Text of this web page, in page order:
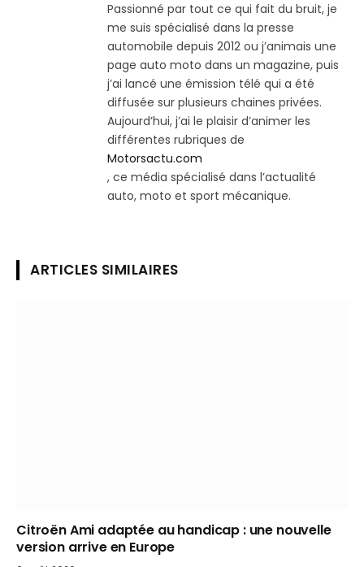
Passionné par tout ce qui fait du bruit, je
me suis spécialisé dans la presse
automobile depuis 2012 ou j’animais une
page auto moto dans un magazine, puis
j’ai lancé une émission télé qui a été
diffusée sur plusieurs chaines privées.
Aujourd’hui, j’ai le plaisir d’animer les
différentes rubriques de
Motorsactu.com
, ce média spécialisé dans l’actualité
auto, moto et sport mécanique.
ARTICLES SIMILAIRES
Citroën Ami adaptée au handicap : une nouvelle
version arrive en Europe